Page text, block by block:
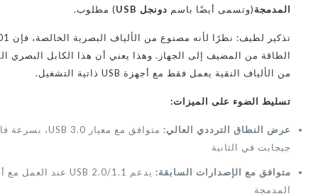
المدمجة(وتسمى أيضًا باسم دونجل USB ) مطلوب.
من الألياف النقية يعمل فقط مع أجهزة USB ذاتية التشغيل.
تسليط الضوء على الميزات:
عرض النطاق الترددي العالي:
جيجابت في الثانية
متوافق مع الإصدارات السابقة:
المدمجة